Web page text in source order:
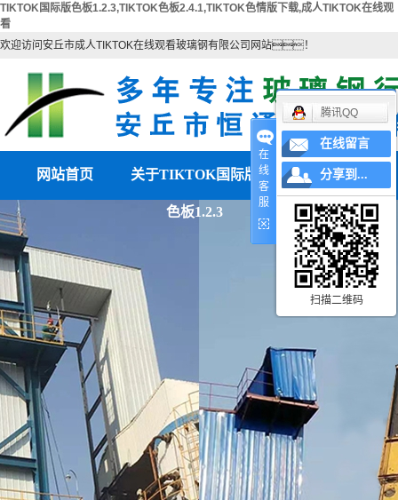
TIKTOK国际版色板1.2.3,TIKTOK色板2.4.1,TIKTOK色情版下载,成人TIKTOK在线观
看
欢迎访问安丘市成人TIKTOK在线观看玻璃钢有限公司网站！
网站首页 关于TIKTOK国际版
色板1.2.3
公司简介
产品中心
TIKTOK色板2.4.1
TIKTOK色情版下载
电除雾配件
湿电除尘器
湿电重锤
TIKTOK国际版色板
1.2.3
热风清扫箱
玻璃钢烟道
在
线
客
服
腾讯QQ
在线留言
分享到...
扫描二维码